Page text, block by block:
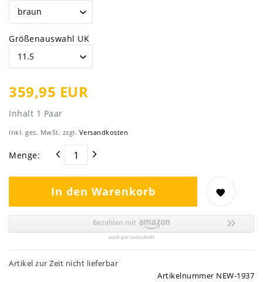
Größenauswahl UK
359,95 EUR
Inhalt 1 Paar
inkl. ges. MwSt. zzgl. Versandkosten
Menge:
In den Warenkorb
Artikel zur Zeit nicht lieferbar
Artikelnummer NEW-1937